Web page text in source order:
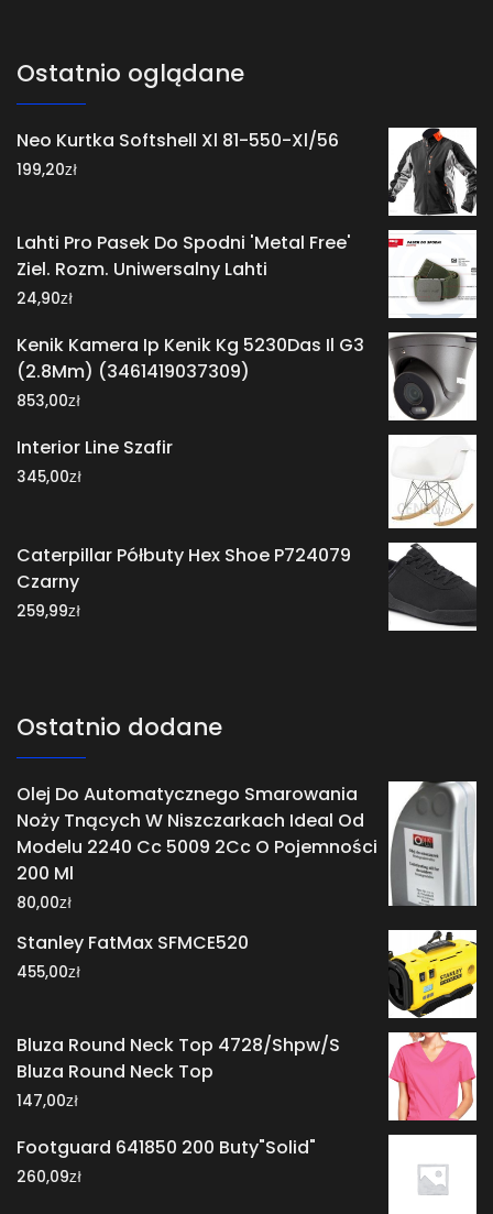
Ostatnio oglądane
Neo Kurtka Softshell Xl 81-550-Xl/56
199,20zł
Lahti Pro Pasek Do Spodni 'Metal Free'
Ziel. Rozm. Uniwersalny Lahti
24,90zł
Kenik Kamera Ip Kenik Kg 5230Das Il G3
(2.8Mm) (3461419037309)
853,00zł
Interior Line Szafir
345,00zł
Caterpillar Półbuty Hex Shoe P724079
Czarny
259,99zł
Ostatnio dodane
Olej Do Automatycznego Smarowania
Noży Tnących W Niszczarkach Ideal Od
Modelu 2240 Cc 5009 2Cc O Pojemności
200 Ml
80,00zł
Stanley FatMax SFMCE520
455,00zł
Bluza Round Neck Top 4728/Shpw/S
Bluza Round Neck Top
147,00zł
Footguard 641850 200 Buty"Solid"
260,09zł